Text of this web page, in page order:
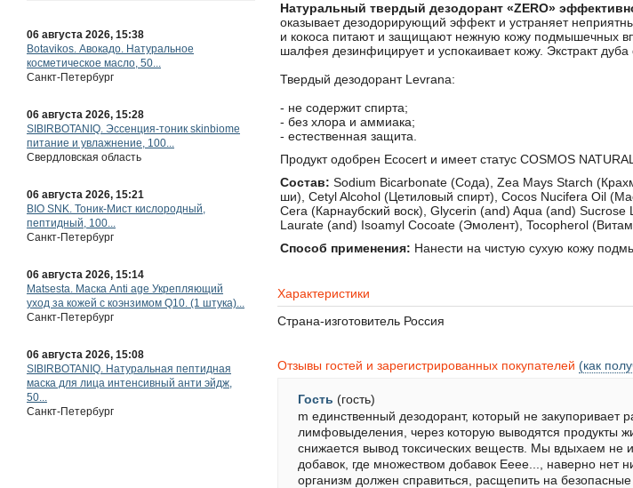
косметическое масло, 50...
Санкт-Петербург
питание и увлажнение, 100...
Свердловская область
пептидный, 100...
Санкт-Петербург
уход за кожей с коэнзимом Q10. (1 штука)...
Санкт-Петербург
06 августа 2026, 15:08
Натуральный твердый дезодорант «ZERO»
оказывает дезодорирующий эффект и устраняет
и кокоса питают и защищают нежную кожу подмышечных
шалфея дезинфицирует и успокаивает кожу. Экстракт
Твердый дезодорант Levrana:
- не содержит спирта;
- без хлора и аммиака;
- естественная защита.
Продукт одобрен Ecocert и имеет статус COSMOS NATURAL.
Состав: Sodium Bicarbonate (Сода), Zea Mays Starch
ши), Cetyl Alcohol (Цетиловый спирт), Cocos Nucifera Oil
Cera (Карнаубский воск), Glycerin (and) Aqua (and)
Laurate (and) Isoamyl Cocoate (Эмолент), Tocopherol
Способ применения: Нанести на чистую сухую кожу
Характеристики
Страна-изготовитель Россия
Отзывы гостей и зарегистрированных покупателей (как
Гость (гость)
m единственный дезодорант, который не закупоривает
лимфовыделения, через которую выводятся продукты
снижается вывод токсических веществ. Мы вдыхаем не
добавок, где множеством добавок Ееее..., наверно нет
организм должен справиться, расщепить на